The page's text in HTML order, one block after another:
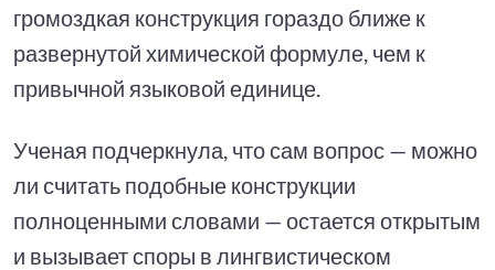
громоздкая конструкция гораздо ближе к
развернутой химической формуле, чем к
привычной языковой единице.
Ученая подчеркнула, что сам вопрос — можно
ли считать подобные конструкции
полноценными словами — остается открытым
и вызывает споры в лингвистическом